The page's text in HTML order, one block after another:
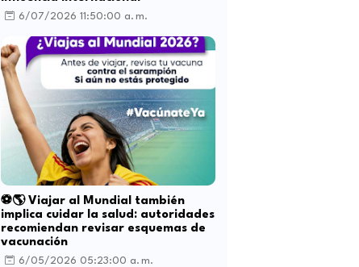
6/07/2026 11:50:00 a. m.
⚽🌎 Viajar al Mundial también
implica cuidar la salud: autoridades
recomiendan revisar esquemas de
vacunación
6/05/2026 05:23:00 a. m.